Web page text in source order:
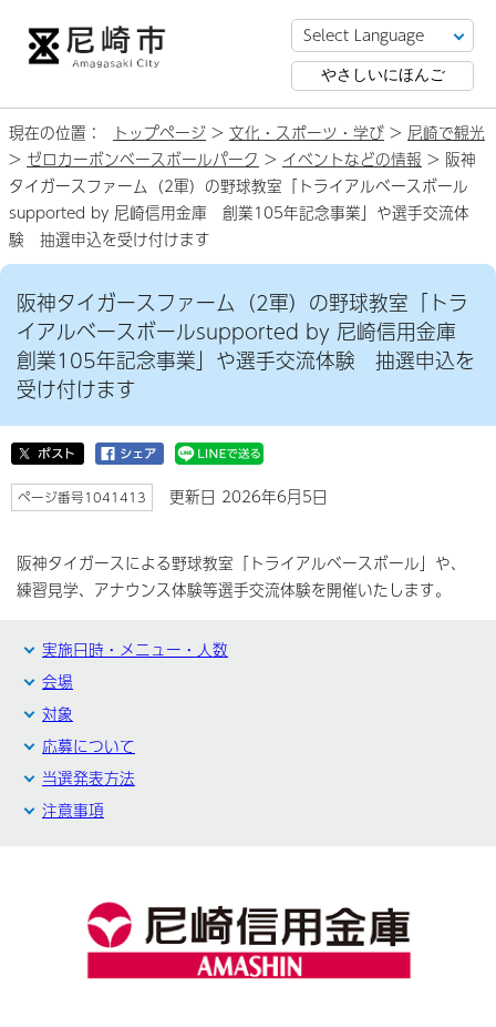
やさしいにほんご
現在の位置： トップページ > 文化・スポーツ・学び > 尼崎で観光
> ゼロカーボンベースボールパーク > イベントなどの情報 > 阪神
タイガースファーム（2軍）の野球教室「トライアルベースボール
supported by 尼崎信用金庫 創業105年記念事業」や選手交流体
験 抽選申込を受け付けます
阪神タイガースファーム（2軍）の野球教室「トラ
イアルベースボールsupported by 尼崎信用金庫
創業105年記念事業」や選手交流体験 抽選申込を
受け付けます
ページ番号1041413 更新日 2026年6月5日
阪神タイガースによる野球教室「トライアルベースボール」や、
練習見学、アナウンス体験等選手交流体験を開催いたします。
実施日時・メニュー・人数
会場
対象
応募について
当選発表方法
注意事項